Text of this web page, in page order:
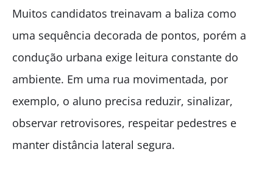
Muitos candidatos treinavam a baliza como
uma sequência decorada de pontos, porém a
condução urbana exige leitura constante do
ambiente. Em uma rua movimentada, por
exemplo, o aluno precisa reduzir, sinalizar,
observar retrovisores, respeitar pedestres e
manter distância lateral segura.